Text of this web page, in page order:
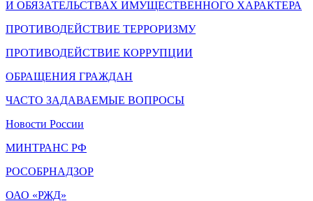
И ОБЯЗАТЕЛЬСТВАХ ИМУЩЕСТВЕННОГО ХАРАКТЕРА
ПРОТИВОДЕЙСТВИЕ ТЕРРОРИЗМУ
ПРОТИВОДЕЙСТВИЕ КОРРУПЦИИ
ОБРАЩЕНИЯ ГРАЖДАН
ЧАСТО ЗАДАВАЕМЫЕ ВОПРОСЫ
Новости России
МИНТРАНС РФ
РОСОБРНАДЗОР
ОАО «РЖД»